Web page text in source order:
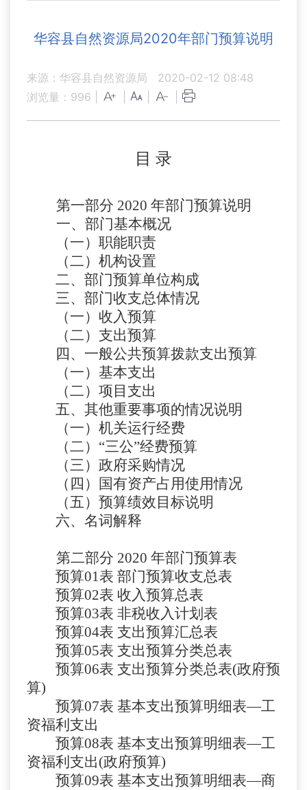
华容县自然资源局2020年部门预算说明
来源：华容县自然资源局
2020-02-12 08:48
浏览量： 996
目 录
第一部分 2020 年部门预算说明
一、部门基本概况
（一）职能职责
（二）机构设置
二、部门预算单位构成
三、部门收支总体情况
（一）收入预算
（二）支出预算
四、一般公共预算拨款支出预算
（一）基本支出
（二）项目支出
五、其他重要事项的情况说明
（一）机关运行经费
（二） “三公”经费预算
（三）政府采购情况
（四）国有资产占用使用情况
（五）预算绩效目标说明
六、名词解释
第二部分 2020 年部门预算表
预算01表 部门预算收支总表
预算02表 收入预算总表
预算03表 非税收入计划表
预算04表 支出预算汇总表
预算05表 支出预算分类总表
预算06表 支出预算分类总表(政府预
算)
预算07表 基本支出预算明细表—工
资福利支出
预算08表 基本支出预算明细表—工
资福利支出(政府预算)
预算09表 基本支出预算明细表—商